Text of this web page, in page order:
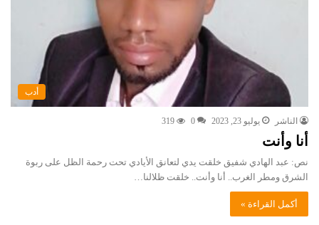
أدب
الناشر يوليو 23, 2023 0
319
أنا وأنت
نص: عبد الهادي شفيق خلقت يدي لتعانق الأيادي تحت رحمة الظل على ربوة
الشرق ومطر الغرب.. أنا وأنت.. خلقت ظلالنا…
أكمل القراءة »